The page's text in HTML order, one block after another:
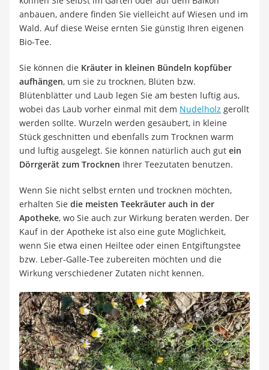
anbauen, andere finden Sie vielleicht auf Wiesen und im
Wald. Auf diese Weise ernten Sie günstig Ihren eigenen
Bio-Tee.
Sie können die Kräuter in kleinen Bündeln kopfüber
aufhängen, um sie zu trocknen, Blüten bzw.
Blütenblätter und Laub legen Sie am besten luftig aus,
wobei das Laub vorher einmal mit dem Nudelholz gerollt
werden sollte. Wurzeln werden gesäubert, in kleine
Stück geschnitten und ebenfalls zum Trocknen warm
und luftig ausgelegt. Sie können natürlich auch gut ein
Dörrgerät zum Trocknen Ihrer Teezutaten benutzen.
Wenn Sie nicht selbst ernten und trocknen möchten,
erhalten Sie die meisten Teekräuter auch in der
Apotheke, wo Sie auch zur Wirkung beraten werden. Der
Kauf in der Apotheke ist also eine gute Möglichkeit,
wenn Sie etwa einen Heiltee oder einen Entgiftungstee
bzw. Leber-Galle-Tee zubereiten möchten und die
Wirkung verschiedener Zutaten nicht kennen.